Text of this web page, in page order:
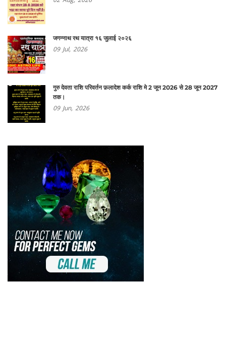
जगन्नाथ रथ यात्रा १६ जुलाई २०२६
09 Jul, 2026
गुरु देवता राशि परिवर्तन फ़लादेश कर्क राशि मे 2 जून 2026 से 28 जून 2027
तक।
09 Jun, 2026